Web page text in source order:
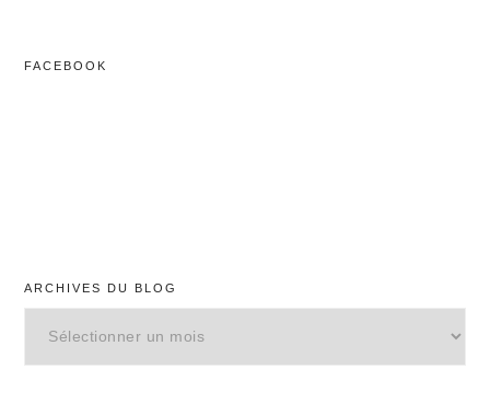
FACEBOOK
ARCHIVES DU BLOG